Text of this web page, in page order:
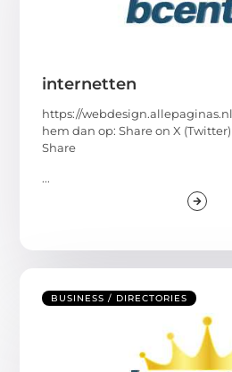
internetten
https://
hem dan op: Share on X
Share
...
BUSINESS / DIRECTORIES